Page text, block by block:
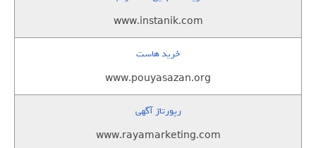
www.instanik.com
خرید هاست
www.pouyasazan.org
رپورتاژ آگهی
www.rayamarketing.com